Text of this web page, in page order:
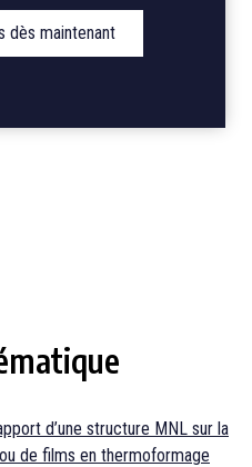
dès maintenant
d’une structure MNL sur la
de films en thermoformage